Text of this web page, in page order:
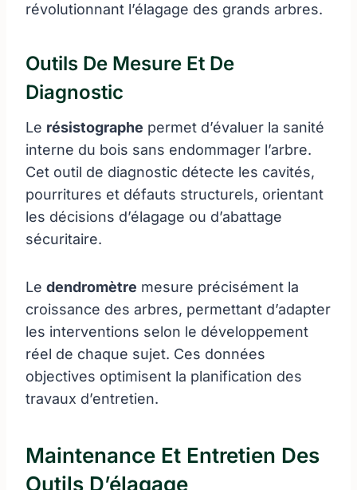
révolutionnant l’élagage des grands arbres.
Outils De Mesure Et De
Diagnostic
Le résistographe permet d’évaluer la sanité
interne du bois sans endommager l’arbre.
Cet outil de diagnostic détecte les cavités,
pourritures et défauts structurels, orientant
les décisions d’élagage ou d’abattage
sécuritaire.
Le dendromètre mesure précisément la
croissance des arbres, permettant d’adapter
les interventions selon le développement
réel de chaque sujet. Ces données
objectives optimisent la planification des
travaux d’entretien.
Maintenance Et Entretien Des
Outils D’élagage